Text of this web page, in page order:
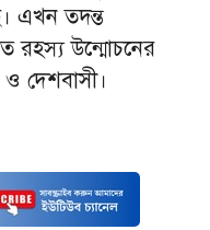
এখন তদন্ত
রহস্য উন্মোচনের
ও দেশবাসী।